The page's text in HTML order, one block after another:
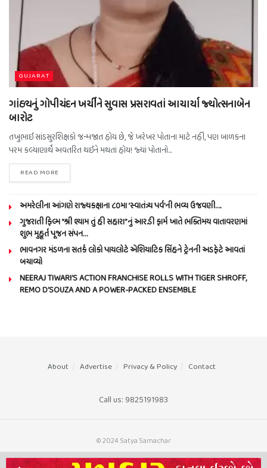
GUJARAT
ગાંઠ્યનું ગોપીચંદન ખર્ચીને સુવાસ પ્રસરાવતાં આચાર્યા જ્યોત્સનાબેન
બારોટ
તખુભાઈ સાંડસુરશિક્ષકો જન્મજાત હોય છે, જે ખરેખર પોતાના માટે નહીં, પણ બાળકના
પરમ કલ્યાણાર્થે અવતરિત થઈને મથતાં હોય! જ્યાં પોતાનો...
READ MORE
અમરેલીના આંગણે રાજ્યકક્ષાના ૮૦મા ‘સ્વાતંત્ર્ય પર્વ’ની ભવ્ય ઉજવણી….
ગુજરાતી ફિલ્મ “શ્રી શ્યામ તું હી સહારા”નું આર.ડી ફાર્મ ખાતે ભક્તિમય વાતાવરણમાં
શુભ મુહૂર્ત પૂજન સંપન…
ભાવનગર મંડળના સતર્ક લોકો પાયલોટે એશિયાટિક સિંહને ટ્રેનની અડફેટે આવતાં
બચાવ્યો
NEERAJ TIWARI’S ACTION FRANCHISE ROLLS WITH TIGER SHROFF,
REMO D’SOUZA AND A POWER-PACKED ENSEMBLE
About Advertise Privacy & Policy Contact
Call us: 9825191983
© 2024 Satya Samachar